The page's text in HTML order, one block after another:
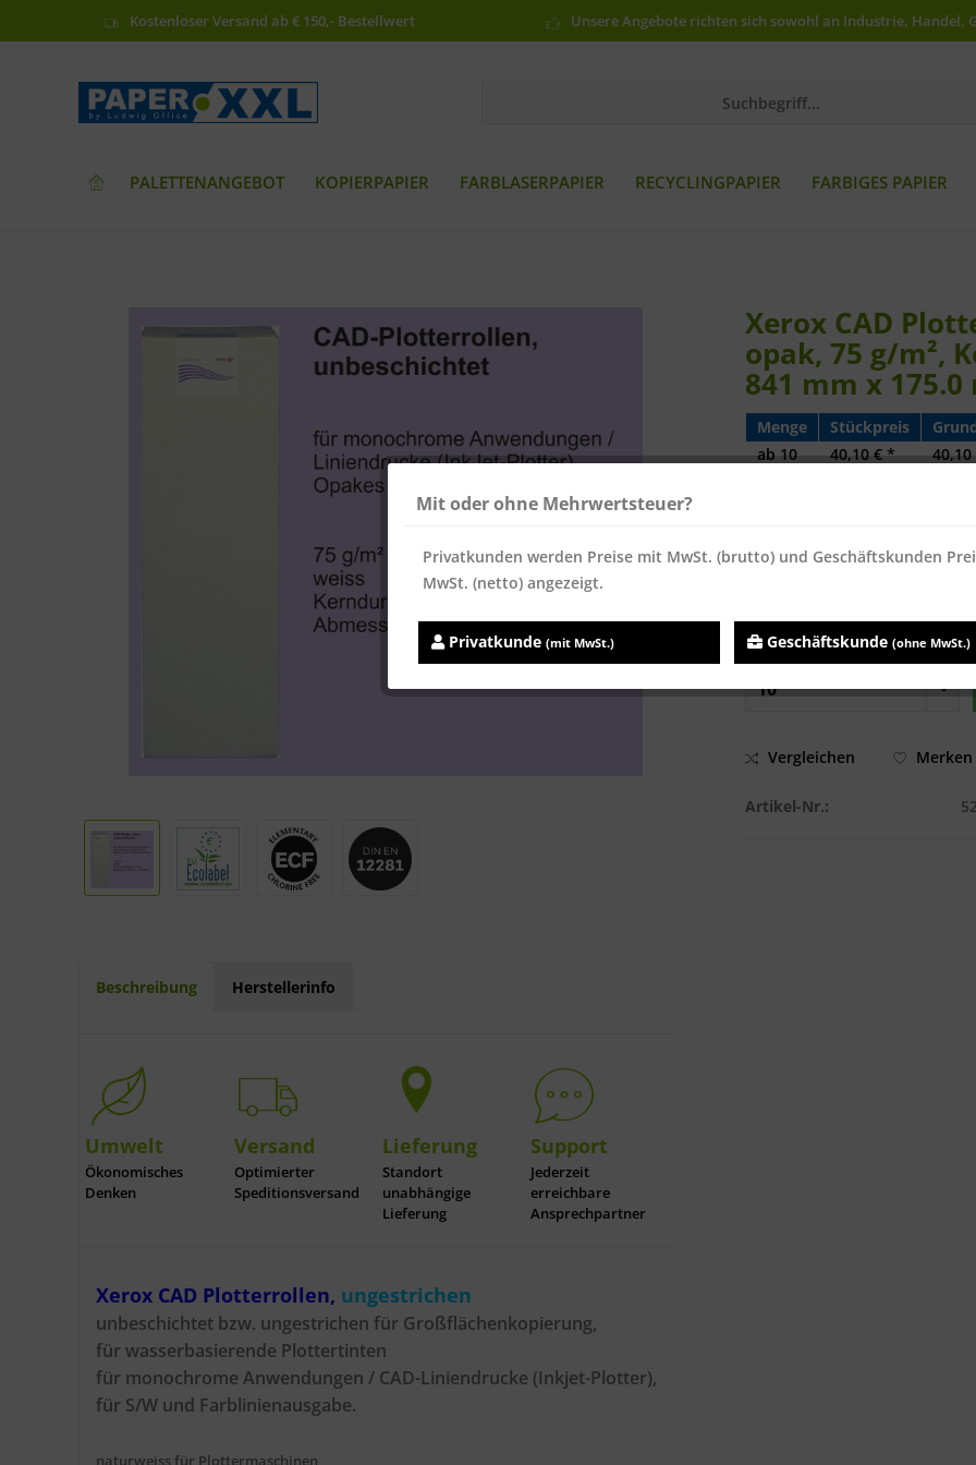
Kostenloser Versand ab € 150,- Bestellwert Unsere Angebote richten sich sowohl an Industrie, Handel,
PALETTENANGEBOT KOPIERPAPIER FARBLASERPAPIER RECYCLINGPAPIER FARBIGES PAPIER
Xerox CAD
opak, 75 g/m²,
841 mm x 175.0
Menge Stückpreis
ab 10 40,10 € *
Inhalt:1 Rolle(n)
Sofort versandfertig, Lieferzeit
Vergleichen Merken
Artikel-Nr.:
Beschreibung Herstellerinfo
Umwelt
Ökonomisches
Denken
Versand
Optimierter
Speditionsversand
Lieferung
Standort
unabhängige
Lieferung
Support
Jederzeit
erreichbare
Ansprechpartner
Xerox CAD Plotterrollen, ungestrichen
unbeschichtet bzw. ungestrichen für Großflächenkopierung,
für wasserbasierende Plottertinten
für monochrome Anwendungen / CAD-Liniendrucke (Inkjet-Plotter),
für S/W und Farblinienausgabe.
naturweiss für Plottermaschinen
Mit oder ohne Mehrwertsteuer?
Privatkunden werden Preise mit MwSt. (brutto) und Geschäftskunden
MwSt. (netto) angezeigt.
Privatkunde (mit MwSt.) Geschäftskunde (ohne MwSt.)